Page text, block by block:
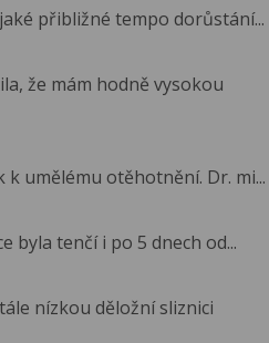
přibližné tempo dorůstání...
že mám hodně vysokou
umělému otěhotnění. Dr. mi...
byla tenčí i po 5 dnech od...
nízkou děložní sliznici